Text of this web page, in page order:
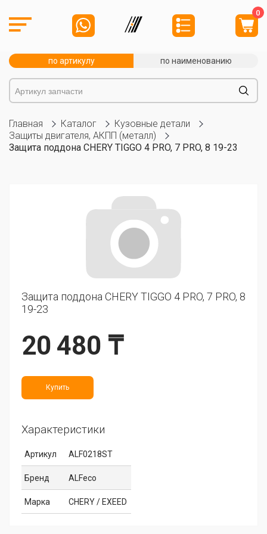
0
по артикулу по наименованию
Главная Каталог
Кузовные детали
Защиты двигателя, АКПП (металл)
Защита поддона CHERY TIGGO 4 PRO, 7 PRO, 8 19-23
Защита поддона CHERY TIGGO 4 PRO, 7 PRO, 8
19-23
20 480 ₸
Купить
Характеристики
Артикул ALF0218ST
Бренд ALFeco
Марка CHERY / EXEED